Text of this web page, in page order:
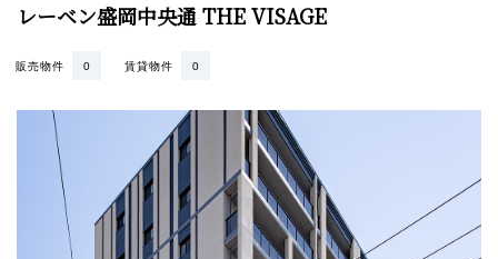
レーベン盛岡中央通 THE VISAGE
賃貸物件 0
販売物件 0